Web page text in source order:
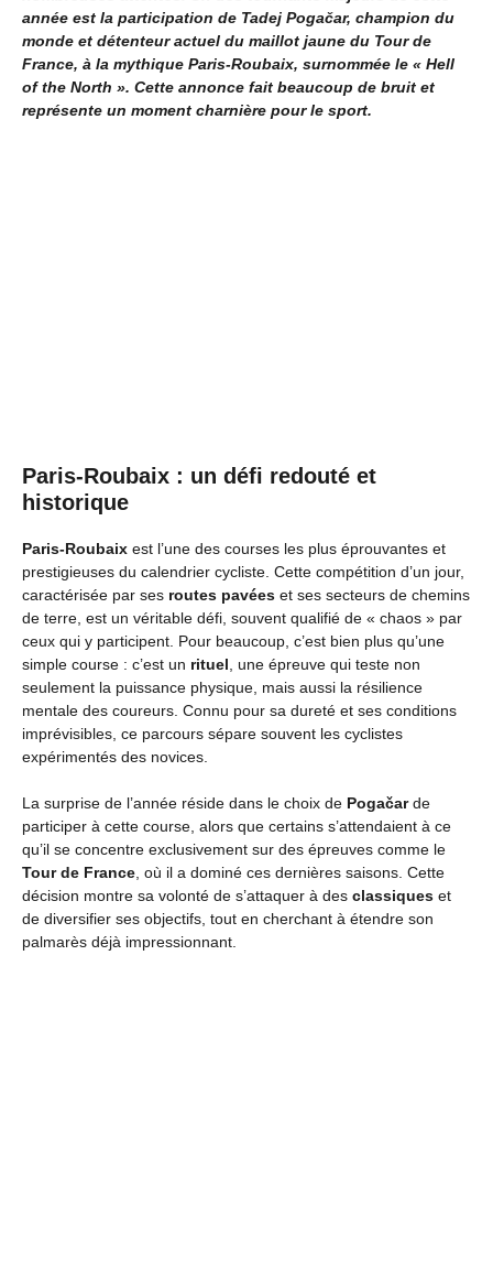
année est la participation de Tadej Pogačar, champion du
monde et détenteur actuel du maillot jaune du Tour de
France, à la mythique Paris-Roubaix, surnommée le « Hell
of the North ». Cette annonce fait beaucoup de bruit et
représente un moment charnière pour le sport.
Paris-Roubaix : un défi redouté et
historique
Paris-Roubaix est l’une des courses les plus éprouvantes et
prestigieuses du calendrier cycliste. Cette compétition d’un jour,
caractérisée par ses routes pavées et ses secteurs de chemins
de terre, est un véritable défi, souvent qualifié de « chaos » par
ceux qui y participent. Pour beaucoup, c’est bien plus qu’une
simple course : c’est un rituel , une épreuve qui teste non
seulement la puissance physique, mais aussi la résilience
mentale des coureurs. Connu pour sa dureté et ses conditions
imprévisibles, ce parcours sépare souvent les cyclistes
expérimentés des novices.
La surprise de l’année réside dans le choix de Pogačarde
participer à cette course, alors que certains s’attendaient à ce
qu’il se concentre exclusivement sur des épreuves comme le
Tour de France , où il a dominé ces dernières saisons. Cette
décision montre sa volonté de s’attaquer à des classiques et
de diversifier ses objectifs, tout en cherchant à étendre son
palmarès déjà impressionnant.